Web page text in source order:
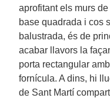
aprofitant els murs
base quadrada i cos
balustrada, és de
acabar llavors la
porta rectangular
fornícula. A dins, hi
de Sant Martí